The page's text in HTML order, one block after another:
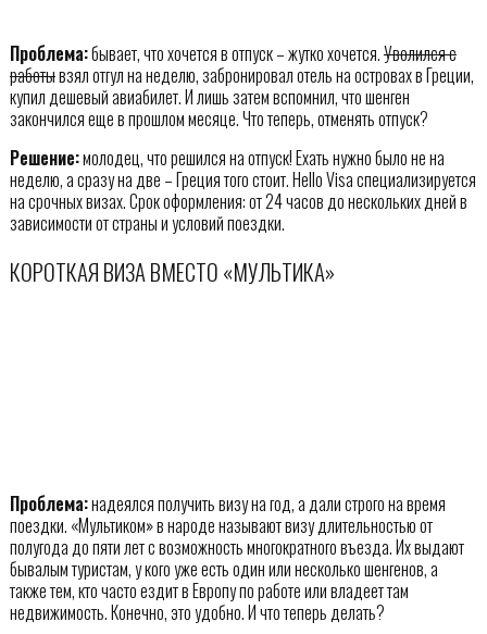
Проблема:бывает, что хочется в отпуск – жутко хочется.Уволился с
работывзял отгул на неделю, забронировал отель на островах в Греции,
купил дешевый авиабилет. И лишь затем вспомнил, что шенген
закончился еще в прошлом месяце. Что теперь, отменять отпуск?
Решение:молодец, что решился на отпуск! Ехать нужно было не на
неделю, а сразу на две – Греция того стоит. Hello Visa специализируется
на срочных визах. Срок оформления: от 24 часов до нескольких дней в
зависимости от страны и условий поездки.
КОРОТКАЯ ВИЗА ВМЕСТО «МУЛЬТИКА»
Проблема:надеялся получить визу на год, а дали строго на время
поездки. «Мультиком» в народе называют визу длительностью от
полугода до пяти лет с возможность многократного въезда. Их выдают
бывалым туристам, у кого уже есть один или несколько шенгенов, а
также тем, кто часто ездит в Европу по работе или владеет там
недвижимость. Конечно, это удобно. И что теперь делать?